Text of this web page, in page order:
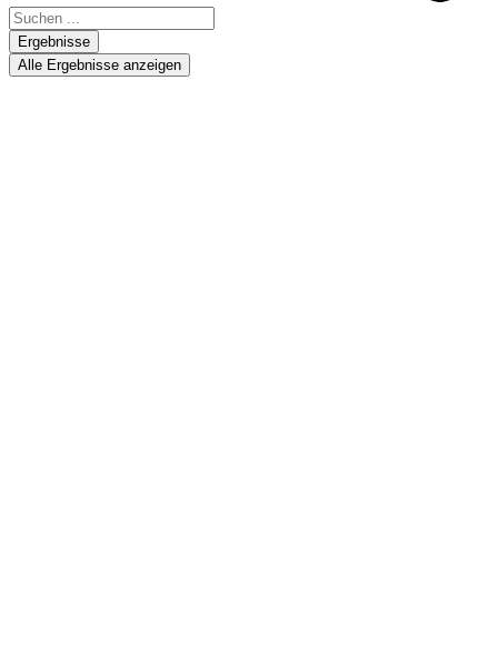
Ergebnisse
Alle Ergebnisse anzeigen